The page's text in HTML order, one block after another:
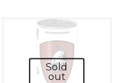
Sold
out